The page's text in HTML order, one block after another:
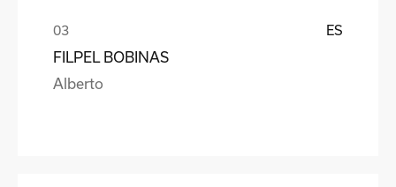
ES
FILPEL BOBINAS
Alberto